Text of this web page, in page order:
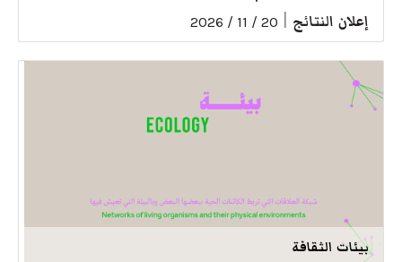
إعلان النتائج 20 / 11 / 2026
بيئات الثقافة